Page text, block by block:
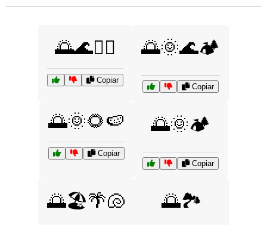
🌅🌊🏄‍♂️
Copiar
🌅🌞🌊🏕️
Copiar
🌅🌞🌻🍉
Copiar
🌅🌞🏕️
Copiar
🌅🏖️🌴🐚 🌅🏞️